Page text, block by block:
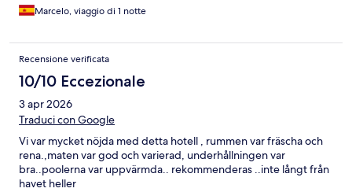
Marcelo, viaggio di 1 notte
Recensione verificata
10/10 Eccezionale
3 apr 2026
Traduci con Google
Vi var mycket nöjda med detta hotell , rummen var fräscha och
rena.,maten var god och varierad, underhållningen var
bra..poolerna var uppvärmda.. rekommenderas ..inte långt från
havet heller